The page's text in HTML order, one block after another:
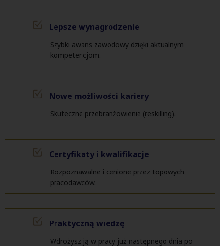
Lepsze wynagrodzenie
Szybki awans zawodowy dzięki aktualnym
kompetencjom.
Nowe możliwości kariery
Skuteczne przebranżowienie (reskilling).
Certyfikaty i kwalifikacje
Rozpoznawalne i cenione przez topowych
pracodawców.
Praktyczną wiedzę
Wdrożysz ją w pracy już następnego dnia po